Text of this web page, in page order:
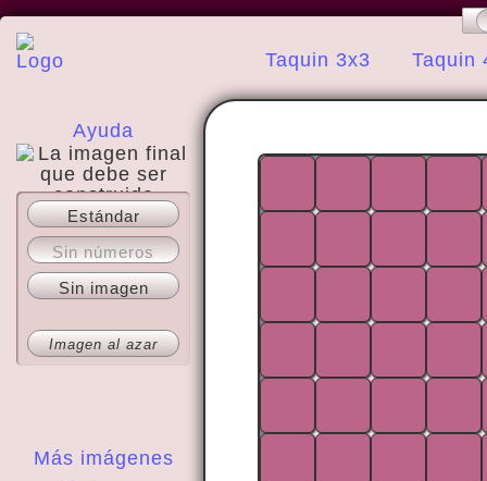
Taquin 3x3 Taquin
Ayuda
Acerca del sitio
Más imágenes
Estándar
Sin números
Sin imagen
Imagen al azar